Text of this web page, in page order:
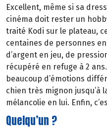
Excellent, même si sa
cinéma doit rester un
traité Kodi sur le plateau,
centaines de personnes
d’argent en jeu, de
récupéré en refuge à 2 ans.
beaucoup d’émotions
chien très mignon jusqu’à
mélancolie en lui. Enfin,
Quelqu’un ?